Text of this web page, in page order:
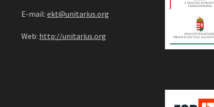
E-mail: ekt@unitarius.org
Web: http://unitarius.org